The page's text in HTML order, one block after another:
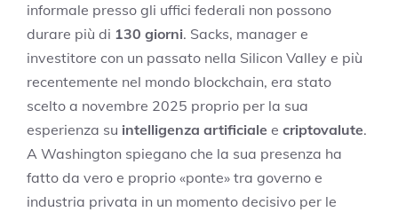
informale presso gli uffici federali non possono
durare più di 130 giorni. Sacks, manager e
investitore con un passato nella Silicon Valley e più
recentemente nel mondo blockchain, era stato
scelto a novembre 2025 proprio per la sua
esperienza su intelligenza artificiale e criptovalute.
A Washington spiegano che la sua presenza ha
fatto da vero e proprio «ponte» tra governo e
industria privata in un momento decisivo per le